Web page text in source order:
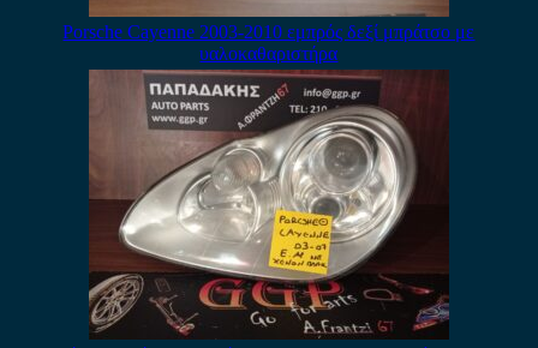
Porsche Cayenne 2003-2010 εμπρός δεξί μπράτσο με
υαλοκαθαριστήρα